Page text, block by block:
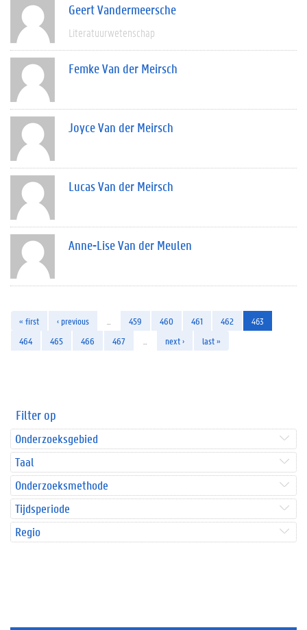
Geert Vandermeersche
Literatuurwetenschap
Femke Van der Meirsch
Joyce Van der Meirsch
Lucas Van der Meirsch
Anne-Lise Van der Meulen
« first ‹ previous 459 460 461 462
463
464
465 466 467 next › last »
Filter op
Onderzoeksgebied
Taal
Onderzoeksmethode
Tijdsperiode
Regio